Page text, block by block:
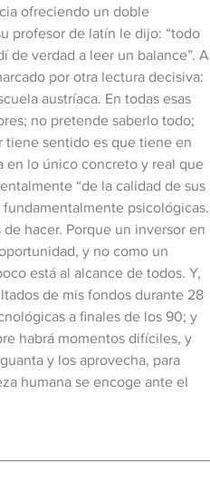
ofreciendo un doble
profesor de latín le dijo: “todo
de verdad a leer un balance”. A
por otra lectura decisiva:
austríaca. En todas esas
no pretende saberlo todo;
tiene sentido es que tiene en
en lo único concreto y real que
“de la calidad de sus
psicológicas.
hacer. Porque un inversor en
y no como un
está al alcance de todos. Y,
de mis fondos durante 28
a finales de los 90; y
habrá momentos difíciles, y
y los aprovecha, para
humana se encoge ante el